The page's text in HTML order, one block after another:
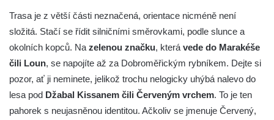
Trasa je z větší části neznačená, orientace nicméně není
složitá. Stačí se řídit silničními směrovkami, podle slunce a
okolních kopců. Na zelenou značku, která vede do Marakéše
čili Loun, se napojíte až za Dobroměřickým rybníkem. Dejte si
pozor, ať ji neminete, jelikož trochu nelogicky uhýbá nalevo do
lesa pod Džabal Kissanem čili Červeným vrchem. To je ten
pahorek s neujasněnou identitou. Ačkoliv se jmenuje Červený,